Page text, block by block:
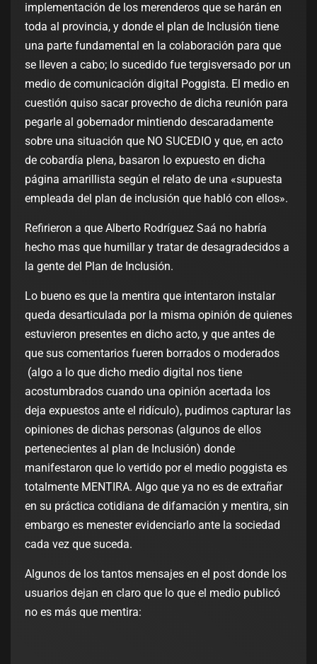
implementación de los merenderos que se harán en
toda al provincia, y donde el plan de Inclusión tiene
una parte fundamental en la colaboración para que
se lleven a cabo; lo sucedido fue tergisversado por un
medio de comunicación digital Poggista. El medio en
cuestión quiso sacar provecho de dicha reunión para
pegarle al gobernador mintiendo descaradamente
sobre una situación que NO SUCEDIO y que, en acto
de cobardía plena, basaron lo expuesto en dicha
página amarillista según el relato de una «supuesta
empleada del plan de inclusión que habló con ellos».
Refirieron a que Alberto Rodríguez Saá no habría
hecho mas que humillar y tratar de desagradecidos a
la gente del Plan de Inclusión.
Lo bueno es que la mentira que intentaron instalar
queda desarticulada por la misma opinión de quienes
estuvieron presentes en dicho acto, y que antes de
que sus comentarios fueren borrados o moderados
(algo a lo que dicho medio digital nos tiene
acostumbrados cuando una opinión acertada los
deja expuestos ante el ridículo), pudimos capturar las
opiniones de dichas personas (algunos de ellos
pertenecientes al plan de Inclusión) donde
manifestaron que lo vertido por el medio poggista es
totalmente MENTIRA. Algo que ya no es de extrañar
en su práctica cotidiana de difamación y mentira, sin
embargo es menester evidenciarlo ante la sociedad
cada vez que suceda.
Algunos de los tantos mensajes en el post donde los
usuarios dejan en claro que lo que el medio publicó
no es más que mentira: